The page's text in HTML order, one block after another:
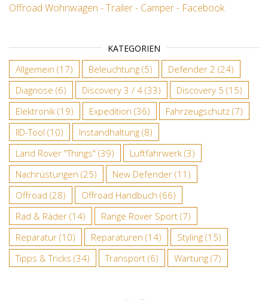
Offroad Wohnwagen - Trailer - Camper - Facebook
KATEGORIEN
Allgemein (17) Beleuchtung (5) Defender 2 (24)
Diagnose (6) Discovery 3 / 4 (33) Discovery 5 (15)
Elektronik (19) Expedition (36) Fahrzeugschutz (7)
IID-Tool (10) Instandhaltung (8)
Land Rover "Things" (39) Luftfahrwerk (3)
Nachrüstungen (25) New Defender (11)
Offroad (28) Offroad Handbuch (66)
Rad & Räder (14) Range Rover Sport (7)
Reparatur (10) Reparaturen (14) Styling (15)
Tipps & Tricks (34) Transport (6) Wartung (7)